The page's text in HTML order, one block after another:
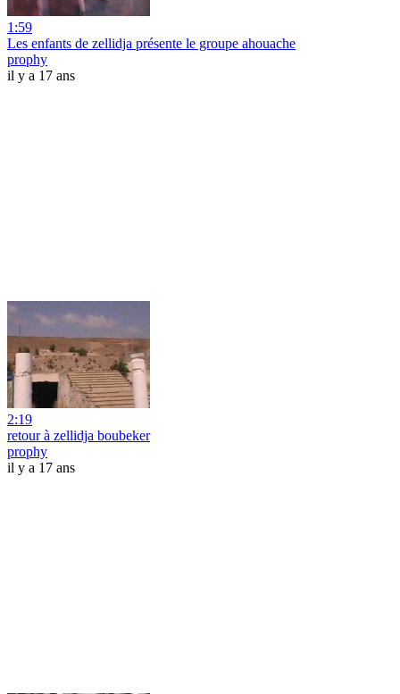
1:59
Les enfants de zellidja présente le groupe ahouache
prophy
il y a 17 ans
2:19
retour à zellidja boubeker
prophy
il y a 17 ans